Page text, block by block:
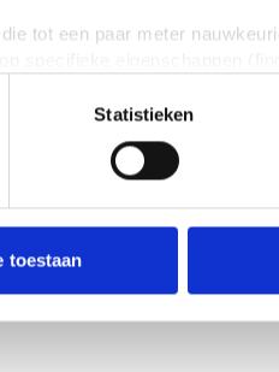
tot een paar meter
om functies voor
combineren met
van hun services.
Statistieken
toestaan